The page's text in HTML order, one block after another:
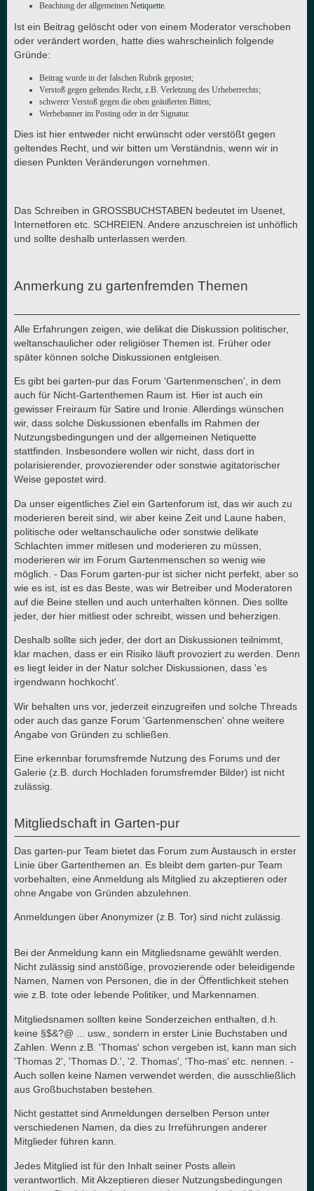
Beachtung der allgemeinen Netiquette.
Ist ein Beitrag gelöscht oder von einem Moderator verschoben
oder verändert worden, hatte dies wahrscheinlich folgende
Gründe:
Beitrag wurde in der falschen Rubrik gepostet;
Verstoß gegen geltendes Recht, z.B. Verletzung des Urheberrechts;
schwerer Verstoß gegen die oben geäußerten Bitten;
Werbebanner im Posting oder in der Signatur.
Dies ist hier entweder nicht erwünscht oder verstößt gegen
geltendes Recht, und wir bitten um Verständnis, wenn wir in
diesen Punkten Veränderungen vornehmen.
Das Schreiben in GROSSBUCHSTABEN bedeutet im Usenet,
Internetforen etc. SCHREIEN. Andere anzuschreien ist unhöflich
und sollte deshalb unterlassen werden.
Anmerkung zu gartenfremden Themen
Alle Erfahrungen zeigen, wie delikat die Diskussion politischer,
weltanschaulicher oder religiöser Themen ist. Früher oder
später können solche Diskussionen entgleisen.
Es gibt bei garten-pur das Forum 'Gartenmenschen', in dem
auch für Nicht-Gartenthemen Raum ist. Hier ist auch ein
gewisser Freiraum für Satire und Ironie. Allerdings wünschen
wir, dass solche Diskussionen ebenfalls im Rahmen der
Nutzungsbedingungen und der allgemeinen Netiquette
stattfinden. Insbesondere wollen wir nicht, dass dort in
polarisierender, provozierender oder sonstwie agitatorischer
Weise gepostet wird.
Da unser eigentliches Ziel ein Gartenforum ist, das wir auch zu
moderieren bereit sind, wir aber keine Zeit und Laune haben,
politische oder weltanschauliche oder sonstwie delikate
Schlachten immer mitlesen und moderieren zu müssen,
moderieren wir im Forum Gartenmenschen so wenig wie
möglich. - Das Forum garten-pur ist sicher nicht perfekt, aber so
wie es ist, ist es das Beste, was wir Betreiber und Moderatoren
auf die Beine stellen und auch unterhalten können. Dies sollte
jeder, der hier mitliest oder schreibt, wissen und beherzigen.
Deshalb sollte sich jeder, der dort an Diskussionen teilnimmt,
klar machen, dass er ein Risiko läuft provoziert zu werden. Denn
es liegt leider in der Natur solcher Diskussionen, dass 'es
irgendwann hochkocht'.
Wir behalten uns vor, jederzeit einzugreifen und solche Threads
oder auch das ganze Forum 'Gartenmenschen' ohne weitere
Angabe von Gründen zu schließen.
Eine erkennbar forumsfremde Nutzung des Forums und der
Galerie (z.B. durch Hochladen forumsfremder Bilder) ist nicht
zulässig.
Mitgliedschaft in Garten-pur
Das garten-pur Team bietet das Forum zum Austausch in erster
Linie über Gartenthemen an. Es bleibt dem garten-pur Team
vorbehalten, eine Anmeldung als Mitglied zu akzeptieren oder
ohne Angabe von Gründen abzulehnen.
Anmeldungen über Anonymizer (z.B. Tor) sind nicht zulässig.
Bei der Anmeldung kann ein Mitgliedsname gewählt werden.
Nicht zulässig sind anstößige, provozierende oder beleidigende
Namen, Namen von Personen, die in der Öffentlichkeit stehen
wie z.B. tote oder lebende Politiker, und Markennamen.
Mitgliedsnamen sollten keine Sonderzeichen enthalten, d.h.
keine §$&?@ ... usw., sondern in erster Linie Buchstaben und
Zahlen. Wenn z.B. 'Thomas' schon vergeben ist, kann man sich
'Thomas 2', 'Thomas D.', '2. Thomas', 'Tho-mas' etc. nennen. -
Auch sollen keine Namen verwendet werden, die ausschließlich
aus Großbuchstaben bestehen.
Nicht gestattet sind Anmeldungen derselben Person unter
verschiedenen Namen, da dies zu Irreführungen anderer
Mitglieder führen kann.
Jedes Mitglied ist für den Inhalt seiner Posts allein
verantwortlich. Mit Akzeptieren dieser Nutzungsbedingungen